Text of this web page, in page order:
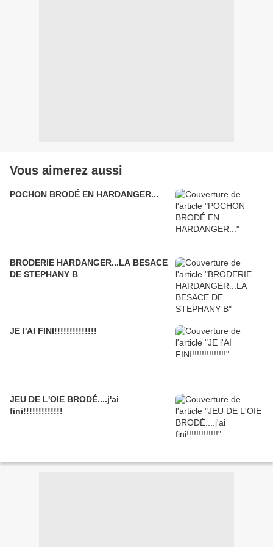
Vous aimerez aussi
POCHON BRODÉ EN HARDANGER...
BRODERIE HARDANGER...LA BESACE
DE STEPHANY B
JE l'AI FINI!!!!!!!!!!!!!!
JEU DE L'OIE BRODÉ....j'ai
fini!!!!!!!!!!!!!